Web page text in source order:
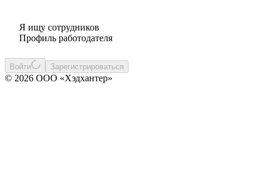
Я ищу сотрудников
Профиль работодателя
Войти Зарегистрироваться
© 2026 ООО «Хэдхантер»